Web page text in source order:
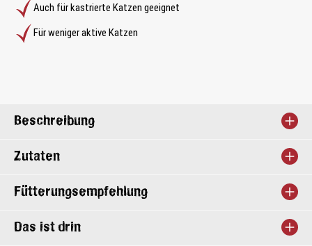
Auch für kastrierte Katzen geeignet
Für weniger aktive Katzen
Beschreibung
Zutaten
Fütterungsempfehlung
Das ist drin